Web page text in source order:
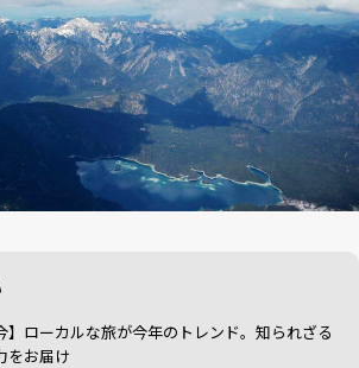
】ローカルな旅が今年のトレンド。知られざる
をお届け